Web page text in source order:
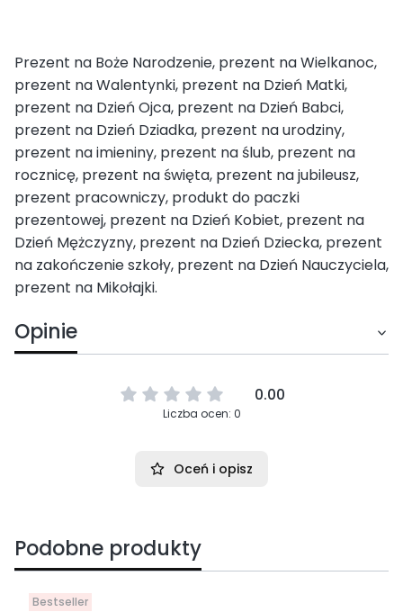
Prezent na Boże Narodzenie, prezent na Wielkanoc,
prezent na Walentynki, prezent na Dzień Matki,
prezent na Dzień Ojca, prezent na Dzień Babci,
prezent na Dzień Dziadka, prezent na urodziny,
prezent na imieniny, prezent na ślub, prezent na
rocznicę, prezent na święta, prezent na jubileusz,
prezent pracowniczy, produkt do paczki
prezentowej, prezent na Dzień Kobiet, prezent na
Dzień Mężczyzny, prezent na Dzień Dziecka, prezent
na zakończenie szkoły, prezent na Dzień Nauczyciela,
prezent na Mikołajki.
Opinie
0.00
Liczba ocen: 0
Oceń i opisz
Podobne produkty
Bestseller